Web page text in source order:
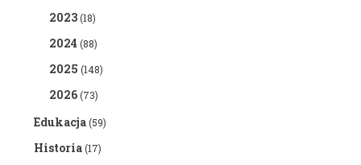
2023(18)
2024 (88)
2025 (148)
2026(73)
Edukacja(59)
Historia(17)